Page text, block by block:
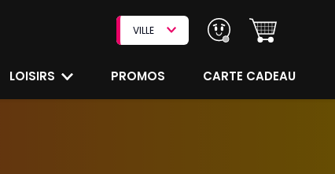
VILLE
LOISIRS PROMOS CARTE CADEAU